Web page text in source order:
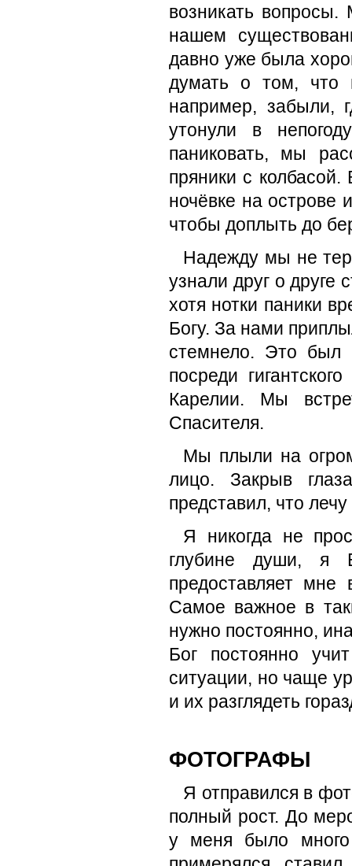
возникать
нашем
давно уже была
думать о том, что
например, забыли,
утонули в
паниковать, мы
пряники с
ночёвке на острове
чтобы доплыть до
Надежду мы не
узнали друг о друге
хотя нотки паники
Богу. За нами
стемнело. Это был
посреди
Карелии. Мы
Спасителя.
Мы плыли на
лицо. Закрыв
представил, что
Я никогда не
глубине души, я
предоставляет мне
Самое важное в
нужно постоянно,
Бог постоянно
ситуации, но чаще
и их разглядеть
ФОТОГРАФЫ
Я отправился в
полный рост. До
у меня было много